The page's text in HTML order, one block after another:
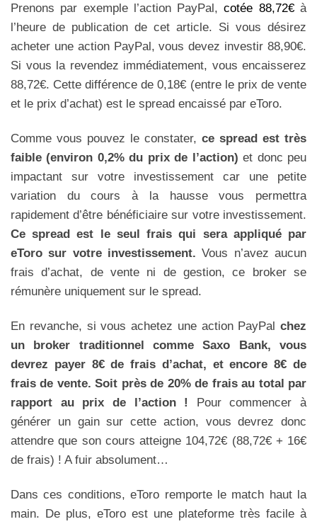
Prenons par exemple l’action PayPal,cotée 88,72€à
l’heure de publication de cet article. Si vous désirez
acheter une action PayPal, vous devez investir 88,90€.
Si vous la revendez immédiatement, vous encaisserez
88,72€. Cette différence de 0,18€ (entre le prix de vente
et le prix d’achat) est le spread encaissé par eToro.
Comme vous pouvez le constater, ce spread est très
faible (environ 0,2% du prix de l’action) et donc peu
impactant sur votre investissement car une petite
variation du cours à la hausse vous permettra
rapidement d’être bénéficiaire sur votre investissement.
Ce spread est le seul frais qui sera appliqué par
eToro sur votre investissement.Vous n’avez aucun
frais d’achat, de vente ni de gestion, ce broker se
rémunère uniquement sur le spread.
En revanche, si vous achetez une action PayPal chez
un broker traditionnel comme Saxo Bank, vous
devrez payer 8€ de frais d’achat, et encore 8€ de
frais de vente. Soit près de 20% de frais au total par
rapport au prix de l’action ! Pour commencer à
générer un gain sur cette action, vous devrez donc
attendre que son cours atteigne 104,72€ (88,72€ + 16€
de frais) ! A fuir absolument…
Dans ces conditions, eToro remporte le match haut la
main. De plus, eToro est une plateforme très facile à